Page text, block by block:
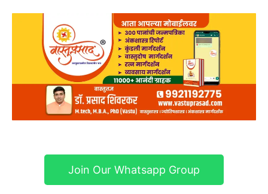
Join Our Whatsapp Group